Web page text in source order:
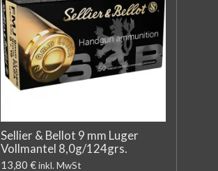
Sellier & Bellot 9 mm Luger
Vollmantel 8,0g/124grs.
13,80 € inkl. MwSt